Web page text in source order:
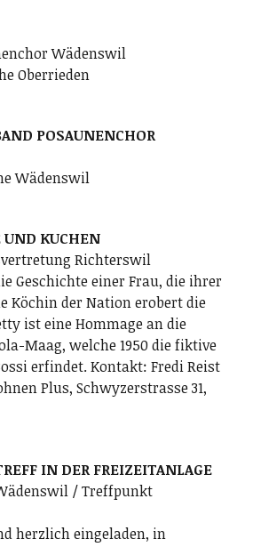
Wädenswil
Oberrieden
POSAUNENCHOR
Wädenswil
KUCHEN
Richterswil
Geschichte einer Frau, die ihrer
Köchin der Nation erobert die
ist eine Hommage an die
Maag, welche 1950 die fiktive
erfindet. Kontakt: Fredi Reist
Plus, Schwyzerstrasse 31,
IN DER FREIZEITANLAGE
/ Treffpunkt
herzlich eingeladen, in